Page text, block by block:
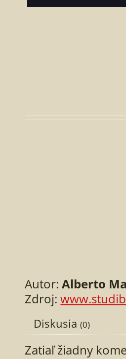
Autor:Alberto
Zdroj:
Diskusia(0)
Zatiaľ žiadny